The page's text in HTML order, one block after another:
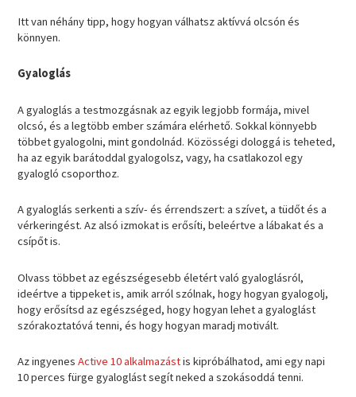
Itt van néhány tipp, hogy hogyan válhatsz aktívvá olcsón és
könnyen.
Gyaloglás
A gyaloglás a testmozgásnak az egyik legjobb formája, mivel
olcsó, és a legtöbb ember számára elérhető. Sokkal könnyebb
többet gyalogolni, mint gondolnád. Közösségi dologgá is teheted,
ha az egyik barátoddal gyalogolsz, vagy, ha csatlakozol egy
gyalogló csoporthoz.
A gyaloglás serkenti a szív- és érrendszert: a szívet, a tüdőt és a
vérkeringést. Az alsó izmokat is erősíti, beleértve a lábakat és a
csípőt is.
Olvass többet az egészségesebb életért való gyaloglásról,
ideértve a tippeket is, amik arról szólnak, hogy hogyan gyalogolj,
hogy erősítsd az egészséged, hogy hogyan lehet a gyaloglást
szórakoztatóvá tenni, és hogy hogyan maradj motivált.
Az ingyenesActive 10 alkalmazástis kipróbálhatod, ami egy napi
10 perces fürge gyaloglást segít neked a szokásoddá tenni.